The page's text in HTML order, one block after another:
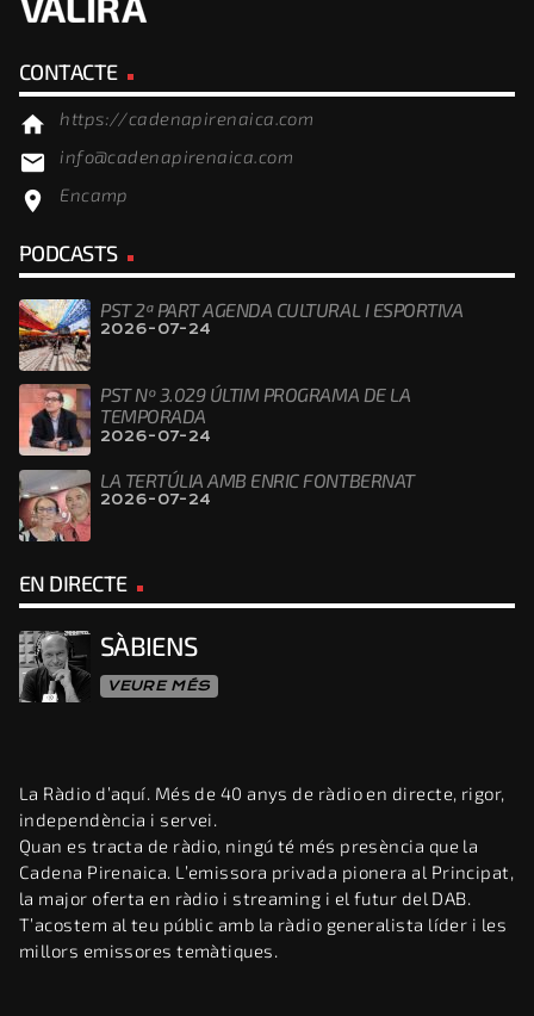
CONTACTE
home https://cadenapirenaica.com
email info@cadenapirenaica.com
location_on Encamp
PODCASTS
PST 2ª PART AGENDA CULTURAL I ESPORTIVA
2026-07-24
PST Nº 3.029 ÚLTIM PROGRAMA DE LA
TEMPORADA
2026-07-24
LA TERTÚLIA AMB ENRIC FONTBERNAT
2026-07-24
EN DIRECTE
SÀBIENS
VEURE MÉS
La Ràdio d’aquí. Més de 40 anys de ràdio en directe, rigor,
independència i servei.
Quan es tracta de ràdio, ningú té més presència que la
Cadena Pirenaica. L’emissora privada pionera al Principat,
la major oferta en ràdio i streaming i el futur del DAB.
T’acostem al teu públic amb la ràdio generalista líder i les
millors emissores temàtiques.